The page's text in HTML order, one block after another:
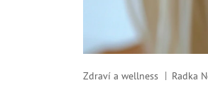
Zdraví a wellness Radka